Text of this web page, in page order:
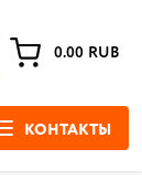
0.00 RUB
КОНТАКТЫ